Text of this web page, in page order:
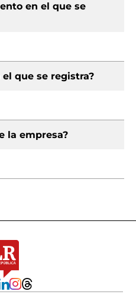
en el que se
que se registra?
la empresa?